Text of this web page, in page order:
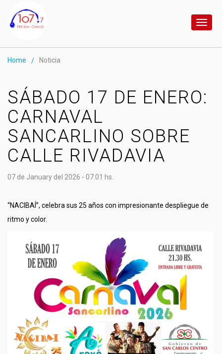
Toggle
Home / Noticia
SÁBADO 17 DE ENERO:
CARNAVAL
SANCARLINO SOBRE
CALLE RIVADAVIA
07 de January del 2026 - 07:01 hs.
“NACIBAÍ”, celebra sus 25 años con impresionante despliegue de
ritmo y color.